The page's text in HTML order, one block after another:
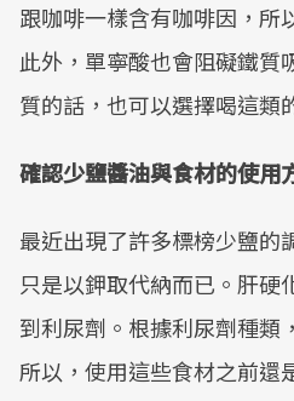
跟咖啡一樣含有咖啡因，所
此外，單寧酸也會阻礙鐵質
質的話，也可以選擇喝這類
確認少鹽醬油與食材的使用
最近出現了許多標榜少鹽的
只是以鉀取代納而已。肝硬
到利尿劑。根據利尿劑種類
所以，使用這些食材之前還